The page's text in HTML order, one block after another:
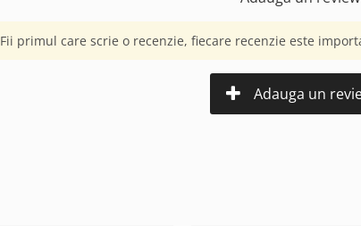
Fii primul care scrie o recenzie, fiecare recenzie este
Adauga un